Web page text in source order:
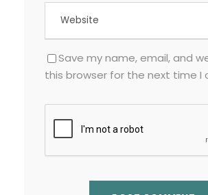
Save my name, email, and
this browser for the next time I